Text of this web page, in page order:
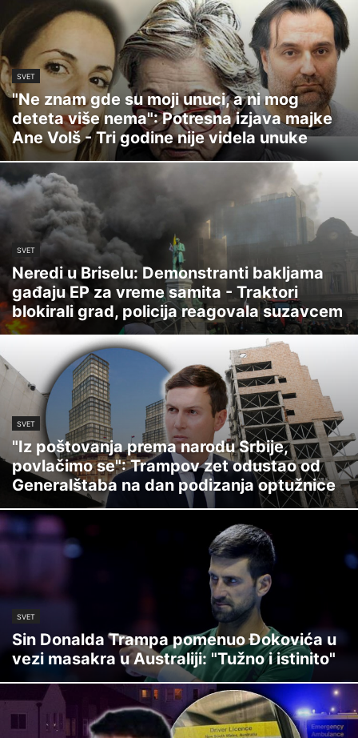
SVET
"Ne znam gde su moji unuci, a ni mog
deteta više nema": Potresna izjava majke
Ane Volš - Tri godine nije videla unuke
SVET
Neredi u Briselu: Demonstranti bakljama
gađaju EP za vreme samita - Traktori
blokirali grad, policija reagovala suzavcem
SVET
"Iz poštovanja prema narodu Srbije,
povlačimo se": Trampov zet odustao od
Generalštaba na dan podizanja optužnice
SVET
Sin Donalda Trampa pomenuo Đokovića u
vezi masakra u Australiji: "Tužno i istinito"